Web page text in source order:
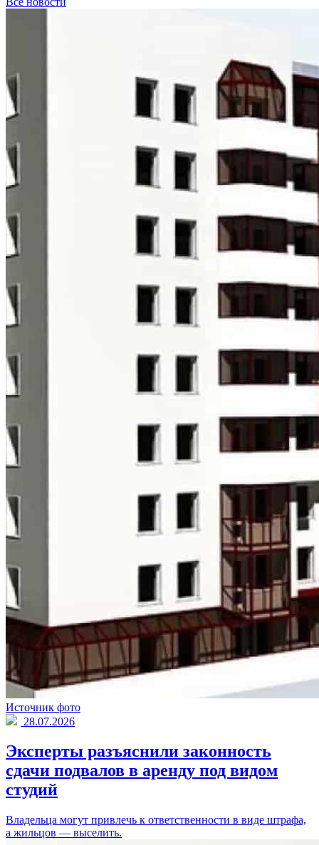
Источник фото
28.07.2026
Эксперты разъяснили законность
сдачи подвалов в аренду под видом
студий
Владельца могут привлечь к ответственности в виде штрафа,
а жильцов — выселить.